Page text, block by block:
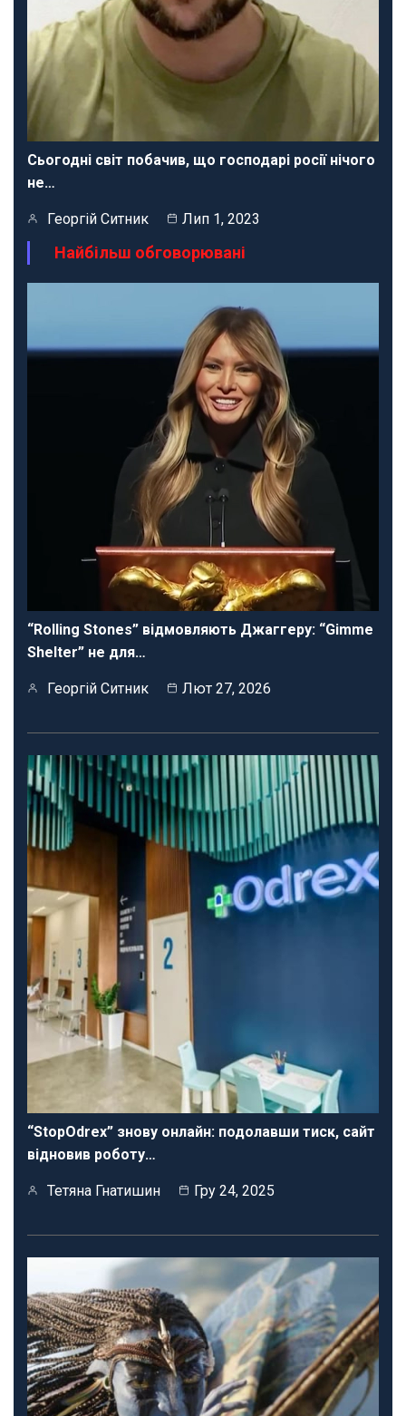
Сьогодні світ побачив, що господарі росії нічого
не…
Георгій Ситник Лип 1, 2023
Найбільш обговорювані
“Rolling Stones” відмовляють Джаггеру: “Gimme
Shelter” не для…
Георгій Ситник Лют 27, 2026
“StopOdrex” знову онлайн: подолавши тиск, сайт
відновив роботу…
Тетяна Гнатишин Гру 24, 2025